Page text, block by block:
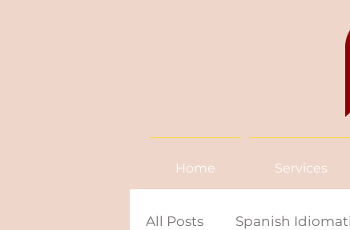
Home Services
All Posts Spanish